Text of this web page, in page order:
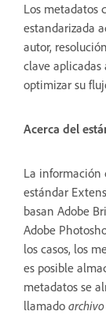
Los metadatos
estandarizada
autor,
clave aplicadas
optimizar su
Acerca del
La información
estándar
basan Adobe
Adobe
los casos, los
es posible
metadatos se
llamado